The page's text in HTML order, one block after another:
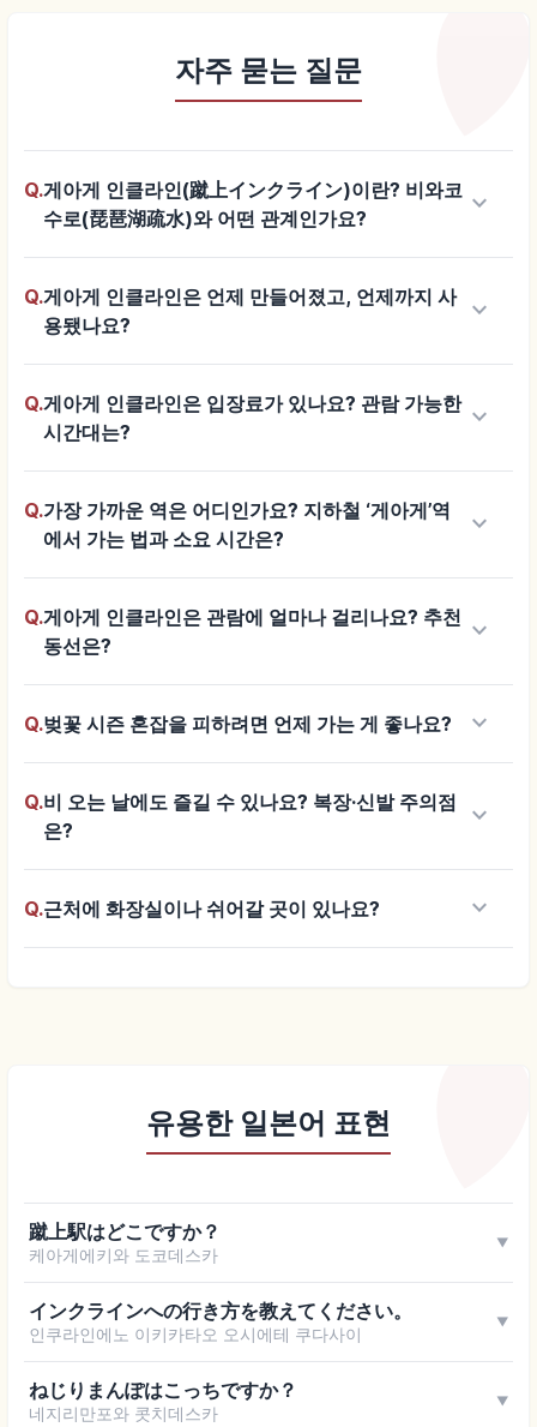
자주 묻는 질문
Q.게아게 인클라인(蹴上インクライン)이란? 비와코
수로(琵琶湖疏水)와 어떤 관계인가요?
keyboard_arrow_down
Q.게아게 인클라인은 언제 만들어졌고, 언제까지 사
용됐나요?
keyboard_arrow_down
Q.게아게 인클라인은 입장료가 있나요? 관람 가능한
시간대는?
keyboard_arrow_down
Q.가장 가까운 역은 어디인가요? 지하철 ‘게아게’역
에서 가는 법과 소요 시간은?
keyboard_arrow_down
Q.게아게 인클라인은 관람에 얼마나 걸리나요? 추천
동선은?
keyboard_arrow_down
Q.벚꽃 시즌 혼잡을 피하려면 언제 가는 게 좋나요? keyboard_arrow_down
Q.비 오는 날에도 즐길 수 있나요? 복장·신발 주의점
은?
keyboard_arrow_down
Q.근처에 화장실이나 쉬어갈 곳이 있나요? keyboard_arrow_down
유용한 일본어 표현
蹴上駅はどこですか？
케아게에키와 도코데스카
▼
インクラインへの行き方を教えてください。
인쿠라인에노 이키카타오 오시에테 쿠다사이
▼
ねじりまんぽはこっちですか？
네지리만포와 콧치데스카
▼